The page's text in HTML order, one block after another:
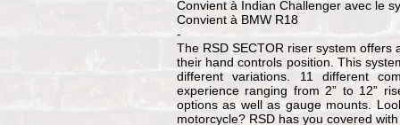
Convient à Indian Challenger avec le
Convient à BMW R18
-
The RSD SECTOR riser system
their hand controls position. This
different variations. 11 different
experience ranging from 2” to 12”
options as well as gauge mounts.
motorcycle? RSD has you covered